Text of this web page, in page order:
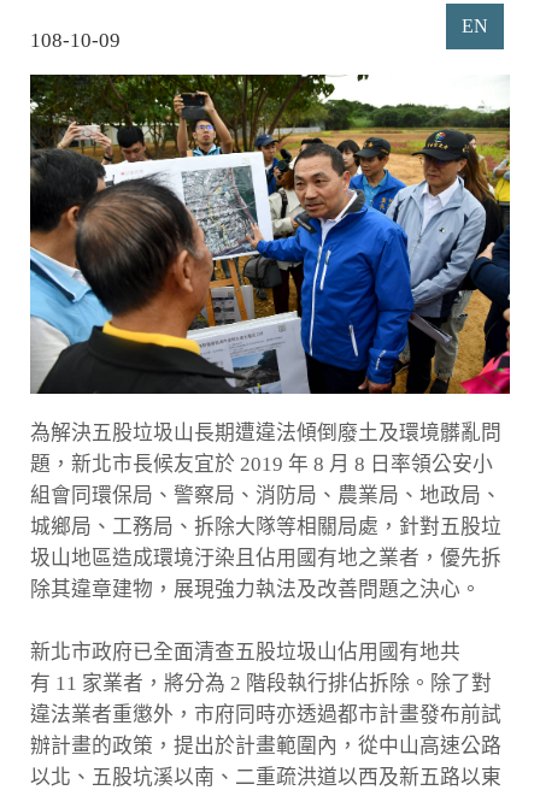
108-10-09
EN
為解決五股垃圾山長期遭違法傾倒廢土及環境髒亂問
題，新北市長候友宜於 2019 年 8 月 8 日率領公安小
組會同環保局、警察局、消防局、農業局、地政局、
城鄉局、工務局、拆除大隊等相關局處，針對五股垃
圾山地區造成環境汙染且佔用國有地之業者，優先拆
除其違章建物，展現強力執法及改善問題之決心。
新北市政府已全面清查五股垃圾山佔用國有地共
有 11 家業者，將分為 2 階段執行排佔拆除。除了對
違法業者重懲外，市府同時亦透過都市計畫發布前試
辦計畫的政策，提出於計畫範圍內，從中山高速公路
以北、五股坑溪以南、二重疏洪道以西及新五路以東